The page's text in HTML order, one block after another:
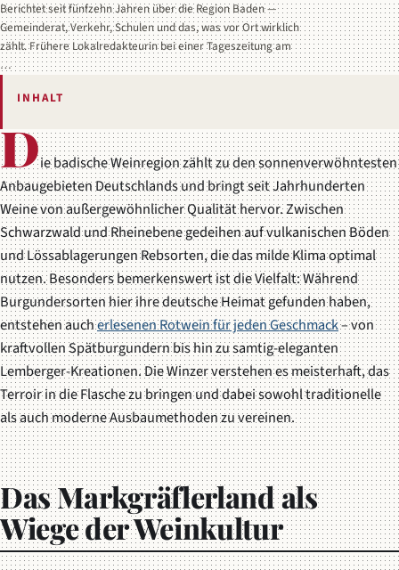
Berichtet seit fünfzehn Jahren über die Region Baden —
Gemeinderat, Verkehr, Schulen und das, was vor Ort wirklich
zählt. Frühere Lokalredakteurin bei einer Tageszeitung am
…
INHALT
Die badische Weinregion zählt zu den sonnenverwöhntesten
Anbaugebieten Deutschlands und bringt seit Jahrhunderten
Weine von außergewöhnlicher Qualität hervor. Zwischen
Schwarzwald und Rheinebene gedeihen auf vulkanischen Böden
und Lössablagerungen Rebsorten, die das milde Klima optimal
nutzen. Besonders bemerkenswert ist die Vielfalt: Während
Burgundersorten hier ihre deutsche Heimat gefunden haben,
entstehen aucherlesenen Rotwein für jeden Geschmack– von
kraftvollen Spätburgundern bis hin zu samtig-eleganten
Lemberger-Kreationen. Die Winzer verstehen es meisterhaft, das
Terroir in die Flasche zu bringen und dabei sowohl traditionelle
als auch moderne Ausbaumethoden zu vereinen.
Das Markgräflerland als
Wiege der Weinkultur